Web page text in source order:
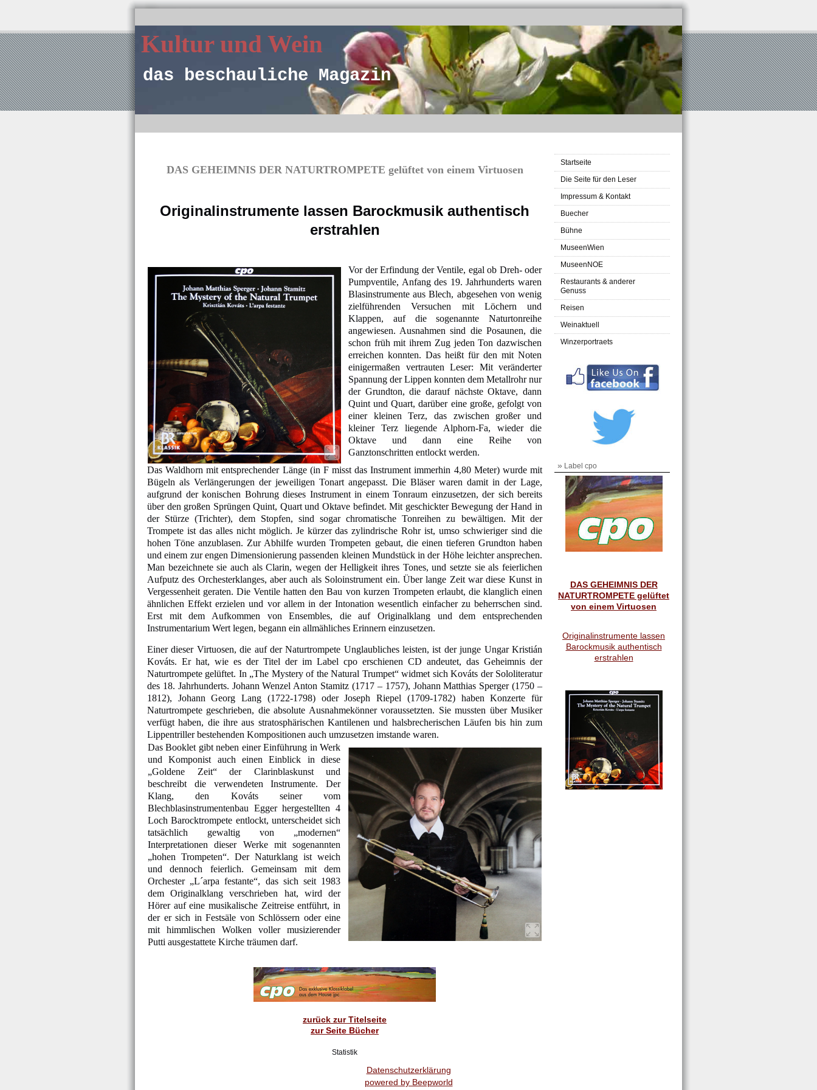
Kultur und Wein
das beschauliche Magazin
Startseite
Die Seite für den Leser
Impressum & Kontakt
Buecher
Bühne
MuseenWien
MuseenNOE
Restaurants & anderer
Genuss
Reisen
Weinaktuell
Winzerportraets
» Label cpo
DAS GEHEIMNIS DER
NATURTROMPETE gelüftet
von einem Virtuosen
Originalinstrumente lassen
Barockmusik authentisch
erstrahlen
DAS GEHEIMNIS DER NATURTROMPETE gelüftet von einem Virtuosen
Originalinstrumente lassen Barockmusik authentisch
erstrahlen
Vor der Erfindung der Ventile, egal ob Dreh- oder
Pumpventile, Anfang des 19. Jahrhunderts waren
Blasinstrumente aus Blech, abgesehen von wenig
zielführenden Versuchen mit Löchern und
Klappen, auf die sogenannte Naturtonreihe
angewiesen. Ausnahmen sind die Posaunen, die
schon früh mit ihrem Zug jeden Ton dazwischen
erreichen konnten. Das heißt für den mit Noten
einigermaßen vertrauten Leser: Mit veränderter
Spannung der Lippen konnten dem Metallrohr nur
der Grundton, die darauf nächste Oktave, dann
Quint und Quart, darüber eine große, gefolgt von
einer kleinen Terz, das zwischen großer und
kleiner Terz liegende Alphorn-Fa, wieder die
Oktave und dann eine Reihe von
Ganztonschritten entlockt werden.
Das Waldhorn mit entsprechender Länge (in F misst das Instrument immerhin 4,80 Meter) wurde mit
Bügeln als Verlängerungen der jeweiligen Tonart angepasst. Die Bläser waren damit in der Lage,
aufgrund der konischen Bohrung dieses Instrument in einem Tonraum einzusetzen, der sich bereits
über den großen Sprüngen Quint, Quart und Oktave befindet. Mit geschickter Bewegung der Hand in
der Stürze (Trichter), dem Stopfen, sind sogar chromatische Tonreihen zu bewältigen. Mit der
Trompete ist das alles nicht möglich. Je kürzer das zylindrische Rohr ist, umso schwieriger sind die
hohen Töne anzublasen. Zur Abhilfe wurden Trompeten gebaut, die einen tieferen Grundton haben
und einem zur engen Dimensionierung passenden kleinen Mundstück in der Höhe leichter ansprechen.
Man bezeichnete sie auch als Clarin, wegen der Helligkeit ihres Tones, und setzte sie als feierlichen
Aufputz des Orchesterklanges, aber auch als Soloinstrument ein. Über lange Zeit war diese Kunst in
Vergessenheit geraten. Die Ventile hatten den Bau von kurzen Trompeten erlaubt, die klanglich einen
ähnlichen Effekt erzielen und vor allem in der Intonation wesentlich einfacher zu beherrschen sind.
Erst mit dem Aufkommen von Ensembles, die auf Originalklang und dem entsprechenden
Instrumentarium Wert legen, begann ein allmähliches Erinnern einzusetzen.
Einer dieser Virtuosen, die auf der Naturtrompete Unglaubliches leisten, ist der junge Ungar Kristián
Kováts. Er hat, wie es der Titel der im Label cpo erschienen CD andeutet, das Geheimnis der
Naturtrompete gelüftet. In „The Mystery of the Natural Trumpet“ widmet sich Kováts der Sololiteratur
des 18. Jahrhunderts. Johann Wenzel Anton Stamitz (1717 – 1757), Johann Matthias Sperger (1750 –
1812), Johann Georg Lang (1722-1798) oder Joseph Riepel (1709-1782) haben Konzerte für
Naturtrompete geschrieben, die absolute Ausnahmekönner voraussetzten. Sie mussten über Musiker
verfügt haben, die ihre aus stratosphärischen Kantilenen und halsbrecherischen Läufen bis hin zum
Lippentriller bestehenden Kompositionen auch umzusetzen imstande waren.
Das Booklet gibt neben einer Einführung in Werk
und Komponist auch einen Einblick in diese
„Goldene Zeit“ der Clarinblaskunst und
beschreibt die verwendeten Instrumente. Der
Klang, den Kováts seiner vom
Blechblasinstrumentenbau Egger hergestellten 4
Loch Barocktrompete entlockt, unterscheidet sich
tatsächlich gewaltig von „modernen“
Interpretationen dieser Werke mit sogenannten
„hohen Trompeten“. Der Naturklang ist weich
und dennoch feierlich. Gemeinsam mit dem
Orchester „L´arpa festante“, das sich seit 1983
dem Originalklang verschrieben hat, wird der
Hörer auf eine musikalische Zeitreise entführt, in
der er sich in Festsäle von Schlössern oder eine
mit himmlischen Wolken voller musizierender
Putti ausgestattete Kirche träumen darf.
zurück zur Titelseite
zur Seite Bücher
Statistik
Datenschutzerklärung
powered by Beepworld